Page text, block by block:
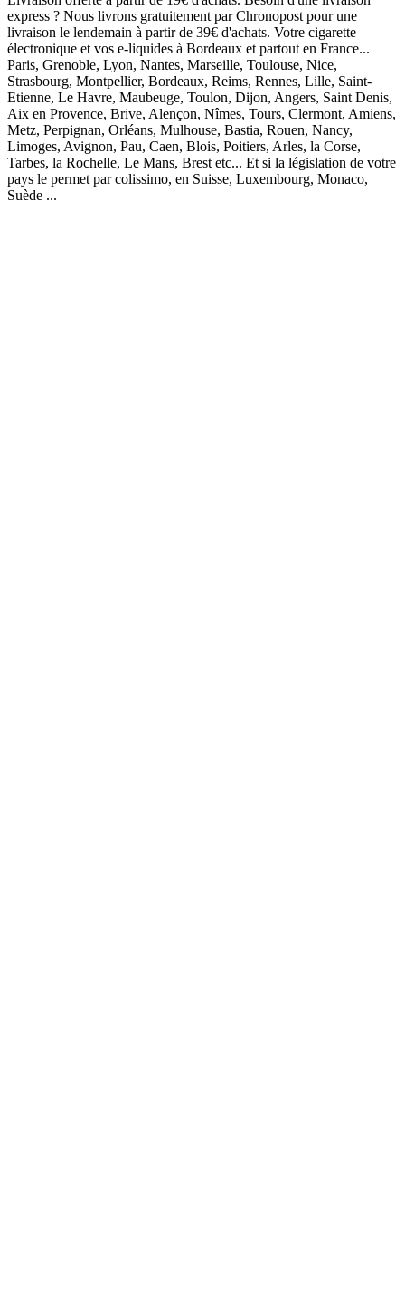
express ? Nous livrons gratuitement par Chronopost pour une
livraison le lendemain à partir de 39€ d'achats. Votre cigarette
électronique et vos e-liquides à Bordeaux et partout en France...
Paris, Grenoble, Lyon, Nantes, Marseille, Toulouse, Nice,
Strasbourg, Montpellier, Bordeaux, Reims, Rennes, Lille, Saint-
Etienne, Le Havre, Maubeuge, Toulon, Dijon, Angers, Saint Denis,
Aix en Provence, Brive, Alençon, Nîmes, Tours, Clermont, Amiens,
Metz, Perpignan, Orléans, Mulhouse, Bastia, Rouen, Nancy,
Limoges, Avignon, Pau, Caen, Blois, Poitiers, Arles, la Corse,
Tarbes, la Rochelle, Le Mans, Brest etc... Et si la législation de votre
pays le permet par colissimo, en Suisse, Luxembourg, Monaco,
Suède ...